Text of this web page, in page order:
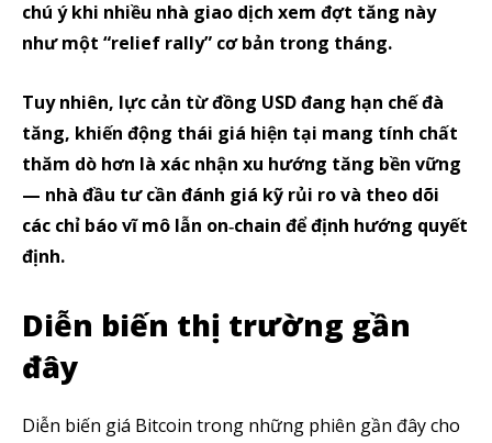
chú ý khi nhiều nhà giao dịch xem đợt tăng này
như một “relief rally” cơ bản trong tháng.
Tuy nhiên, lực cản từ đồng USD đang hạn chế đà
tăng, khiến động thái giá hiện tại mang tính chất
thăm dò hơn là xác nhận xu hướng tăng bền vững
— nhà đầu tư cần đánh giá kỹ rủi ro và theo dõi
các chỉ báo vĩ mô lẫn on‑chain để định hướng quyết
định.
Diễn biến thị trường gần
đây
Diễn biến giá Bitcoin trong những phiên gần đây cho